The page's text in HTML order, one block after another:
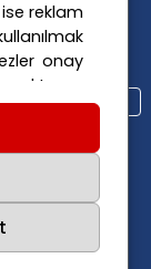
reklam
onay
FPÖ
Viyana Polisi